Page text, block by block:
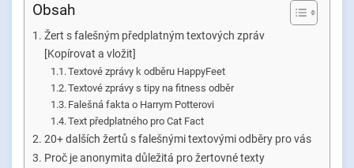
Obsah
Žert s falešným předplatným textových zpráv
[Kopírovat a vložit]
Textové zprávy k odběru HappyFeet
Textové zprávy s tipy na fitness odběr
Falešná fakta o Harrym Potterovi
Text předplatného pro Cat Fact
20+ dalších žertů s falešnými textovými odběry pro vás
Proč je anonymita důležitá pro žertovné texty